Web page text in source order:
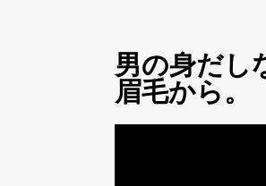
男の身だし
眉毛から。